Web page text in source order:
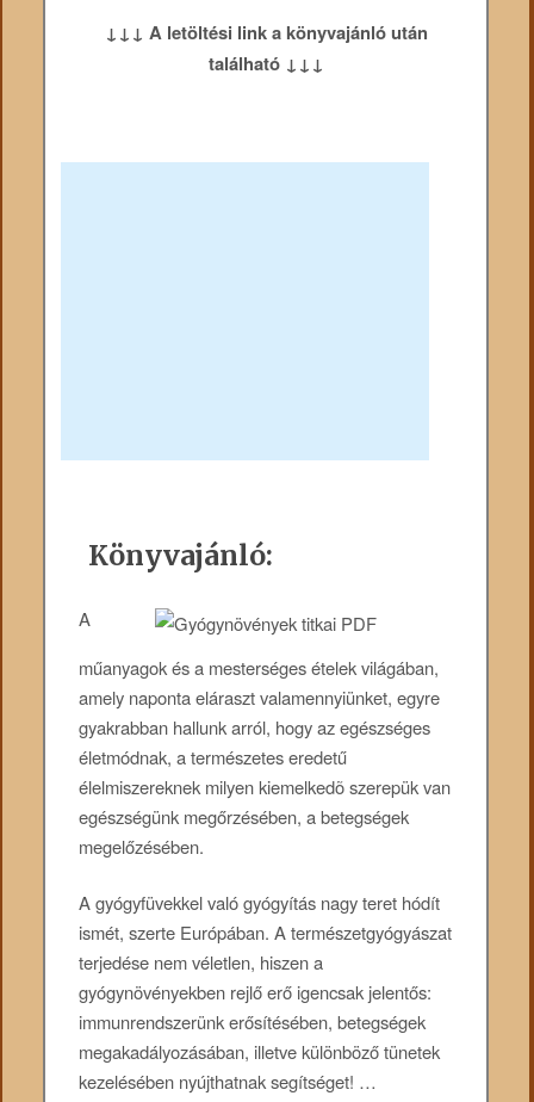
↓↓↓ A letöltési link a könyvajánló után
található ↓↓↓
Könyvajánló:
A
műanyagok és a mesterséges ételek világában,
amely naponta eláraszt valamennyiünket, egyre
gyakrabban hallunk arról, hogy az egészséges
életmódnak, a természetes eredetű
élelmiszereknek milyen kiemelkedõ szerepük van
egészségünk megőrzésében, a betegségek
megelőzésében.
A gyógyfüvekkel való gyógyítás nagy teret hódít
ismét, szerte Európában. A természetgyógyászat
terjedése nem véletlen, hiszen a
gyógynövényekben rejlő erő igencsak jelentős:
immunrendszerünk erősítésében, betegségek
megakadályozásában, illetve különböző tünetek
kezelésében nyújthatnak segítséget! …